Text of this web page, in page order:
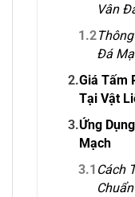
Vân
1.2
Đá
2.Giá Tấm
Tại Vật
3.Ứng
Mạch
3.1 Cách